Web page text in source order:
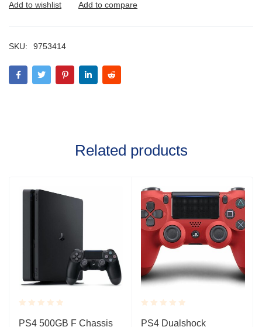
SKU: 9753414
Related products
Rated
PS4 500GB F Chassis
Rated
PS4 Dualshock